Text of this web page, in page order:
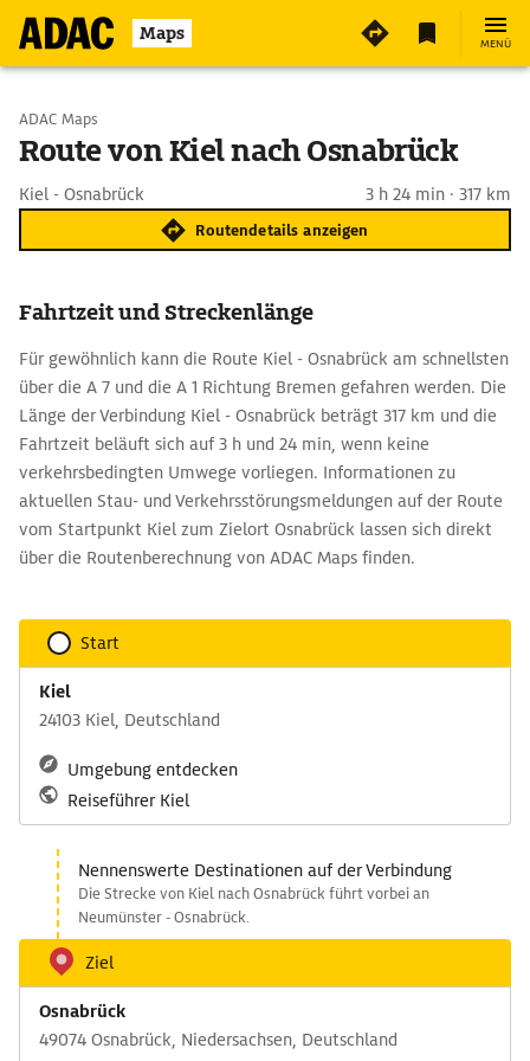
Maps MENÜ
Start wählen
ADAC Maps
Route von Kiel nach Osnabrück
Kiel - Osnabrück 3 h 24 min · 317 km
Routendetails anzeigen
Fahrtzeit und Streckenlänge
Für gewöhnlich kann die Route Kiel - Osnabrück am schnellsten
über die A 7 und die A 1 Richtung Bremen gefahren werden. Die
Länge der Verbindung Kiel - Osnabrück beträgt 317 km und die
Fahrtzeit beläuft sich auf 3 h und 24 min, wenn keine
verkehrsbedingten Umwege vorliegen. Informationen zu
aktuellen Stau- und Verkehrsstörungsmeldungen auf der Route
vom Startpunkt Kiel zum Zielort Osnabrück lassen sich direkt
über die Routenberechnung von ADAC Maps finden.
Start
Kiel
24103 Kiel, Deutschland
Umgebung entdecken
Reiseführer Kiel
Nennenswerte Destinationen auf der Verbindung
Die Strecke von Kiel nach Osnabrück führt vorbei an
Neumünster - Osnabrück.
Ziel
Osnabrück
49074 Osnabrück, Niedersachsen, Deutschland